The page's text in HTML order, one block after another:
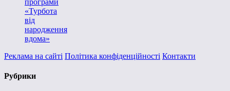
«Турбота
від
народження
вдома»
Реклама на сайті Політика конфіденційності Контакти
Рубрики